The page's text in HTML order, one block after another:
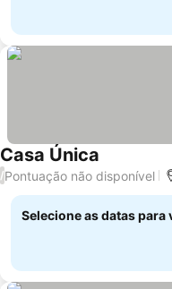
Casa Única Ver preços
/Pontuação não disponível
Selecione as datas para